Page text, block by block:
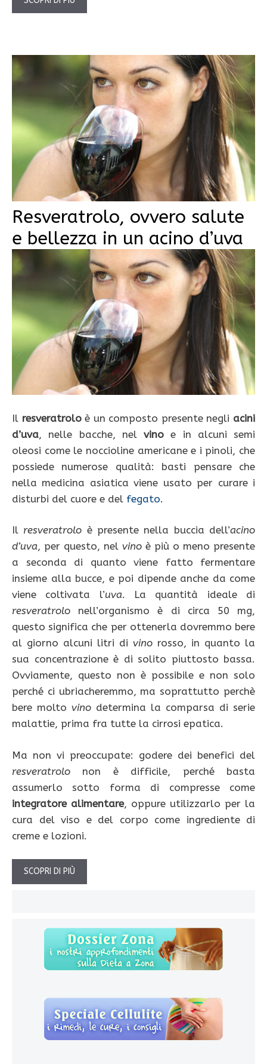
Resveratrolo, ovvero salute
e bellezza in un acino d’uva
Il resveratroloè un composto presente negli acini
d’uva, nelle bacche, nel vino e in alcuni semi
oleosi come le noccioline americane e i pinoli, che
possiede numerose qualità: basti pensare che
nella medicina asiatica viene usato per curare i
disturbi del cuore e del fegato.
Il resveratrolo è presente nella buccia dell’acino
d’uva, per questo, nel vino è più o meno presente
a seconda di quanto viene fatto fermentare
insieme alla bucce, e poi dipende anche da come
viene coltivata l’uva. La quantità ideale di
resveratrolo nell’organismo è di circa 50 mg,
questo significa che per ottenerla dovremmo bere
al giorno alcuni litri di vino rosso, in quanto la
sua concentrazione è di solito piuttosto bassa.
Ovviamente, questo non è possibile e non solo
perché ci ubriacheremmo, ma soprattutto perchè
bere molto vino determina la comparsa di serie
malattie, prima fra tutte la cirrosi epatica.
Ma non vi preoccupate: godere dei benefici del
resveratrolo non è difficile, perché basta
assumerlo sotto forma di compresse come
integratore alimentare, oppure utilizzarlo per la
cura del viso e del corpo come ingrediente di
creme e lozioni.
SCOPRI DI PIÙ